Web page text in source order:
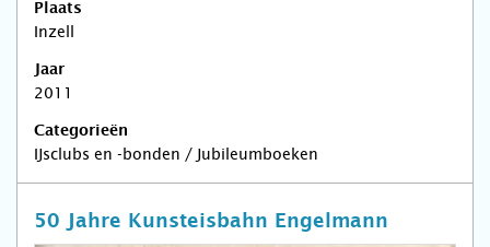
Plaats
Inzell
Jaar
2011
Categorieën
IJsclubs en -bonden / Jubileumboeken
50 Jahre Kunsteisbahn Engelmann